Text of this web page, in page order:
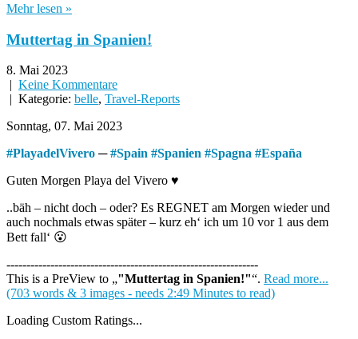
Mehr lesen »
Muttertag in Spanien!
8. Mai 2023
| Keine Kommentare
| Kategorie: belle, Travel-Reports
Sonntag, 07. Mai 2023
#PlayadelVivero ─#Spain #Spanien #Spagna #España
Guten Morgen Playa del Vivero ♥
..bäh – nicht doch – oder? Es REGNET am Morgen wieder und
auch nochmals etwas später – kurz eh‘ ich um 10 vor 1 aus dem
Bett fall‘ 😮
---------------------------------------------------------------
This is a PreView to
"Muttertag in Spanien!" . Read more...
(703 words & 3 images - needs 2:49 Minutes to read)
Loading Custom Ratings...